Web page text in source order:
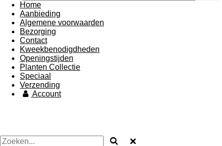
Home
Aanbieding
Algemene voorwaarden
Bezorging
Contact
Kweekbenodigdheden
Openingstijden
Planten Collectie
Speciaal
Verzending
Account